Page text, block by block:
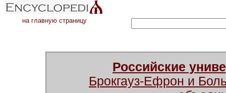
на главную страницу
Российские
Брокгауз-Ефрон и